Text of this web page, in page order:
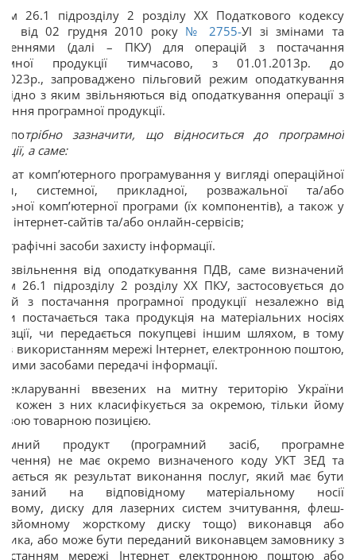
26.1 підрозділу 2 розділу ХХ Податкового кодексу
від 02 грудня 2010 року № 2755-УІ зі змінами та
(далі – ПКУ) для операцій з постачання
продукції тимчасово, з 01.01.2013р. до
запроваджено пільговий режим оподаткування
з яким звільняються від оподаткування операції з
програмної продукції.
потрібно зазначити, що відноситься до програмної
а саме:
комп’ютерного програмування у вигляді операційної
системної, прикладної, розважальної та/або
комп’ютерної програми (їх компонентів), а також у
інтернет-сайтів та/або онлайн-сервісів;
засоби захисту інформації.
звільнення від оподаткування ПДВ, саме визначений
26.1 підрозділу 2 розділу ХХ ПКУ, застосовується до
з постачання програмної продукції незалежно від
постачається така продукція на матеріальних носіях
чи передається покупцеві іншим шляхом, в тому
і з використанням мережі Інтернет, електронною поштою,
засобами передачі інформації.
ввезених на митну територію України
кожен з них класифікується за окремою, тільки йому
товарною позицією.
продукт (програмний засіб, програмне
не має окремо визначеного коду УКТ ЗЕД та
як результат виконання послуг, який має бути
на відповідному матеріальному носії
диску для лазерних систем зчитування, флеш-
зйомному жорсткому диску тощо) виконавця або
або може бути переданий виконавцем замовнику з
мережі Інтернет електронною поштою або